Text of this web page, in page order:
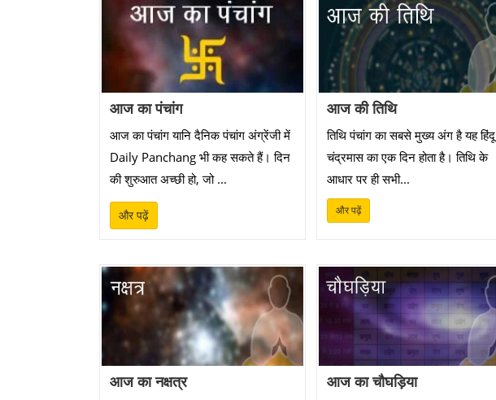
आज का पंचांग
आज का पंचांग यानि दैनिक पंचांग अंग्रेंजी में
Daily Panchang भी कह सकते हैं। दिन
की शुरुआत अच्छी हो, जो ...
और पढ़ें
आज की तिथि
तिथि पंचांग का सबसे मुख्य अंग है यह हिंदू
चंद्रमास का एक दिन होता है। तिथि के
आधार पर ही सभी...
और पढ़ें
आज का नक्षत्र आज का चौघड़िया